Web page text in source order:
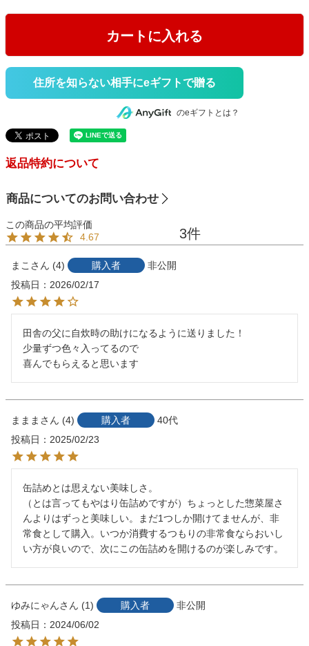
カートに入れる
住所を知らない相手にeギフトで贈る
のeギフトとは？
返品特約について
商品についてのお問い合わせ
4.67 3
まこ 4 購入者
非公開
投稿日
2026/02/17
田舎の父に自炊時の助けになるように送りました！
少量ずつ色々入ってるので
喜んでもらえると思います
ままま 4 購入者
40代
投稿日
2025/02/23
缶詰めとは思えない美味しさ。
（とは言ってもやはり缶詰めですが）ちょっとした惣菜屋さ
んよりはずっと美味しい。まだ1つしか開けてませんが、非
常食として購入。いつか消費するつもりの非常食ならおいし
い方が良いので、次にこの缶詰めを開けるのが楽しみです。
ゆみにゃん 1 購入者
非公開
投稿日
2024/06/02